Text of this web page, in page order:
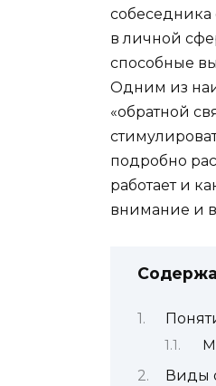
собеседника
в личной
способные
Одним из
«обратной
подробно
работает и
внимание и
Виды